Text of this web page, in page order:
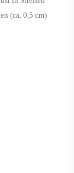
(ca. 0,5 cm)